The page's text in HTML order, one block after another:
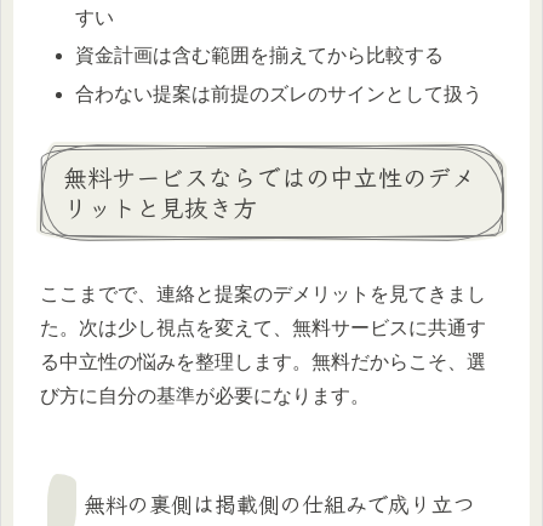
すい
資金計画は含む範囲を揃えてから比較する
合わない提案は前提のズレのサインとして扱う
無料サービスならではの中立性のデメ
リットと見抜き方
ここまでで、連絡と提案のデメリットを見てきまし
た。次は少し視点を変えて、無料サービスに共通す
る中立性の悩みを整理します。無料だからこそ、選
び方に自分の基準が必要になります。
無料の裏側は掲載側の仕組みで成り立つ